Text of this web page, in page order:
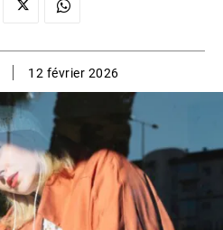
12 février 2026